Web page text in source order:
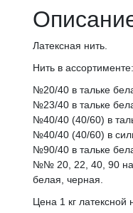
Латексная нить.
Нить в ассортименте:
№20/40 в тальке
№23/40 в тальке
№40/40 (40/60) в
№40/40 (40/60) в
№90/40 в тальке
№№ 20, 22, 40, 90 на
белая, черная.
Цена 1 кг латексной